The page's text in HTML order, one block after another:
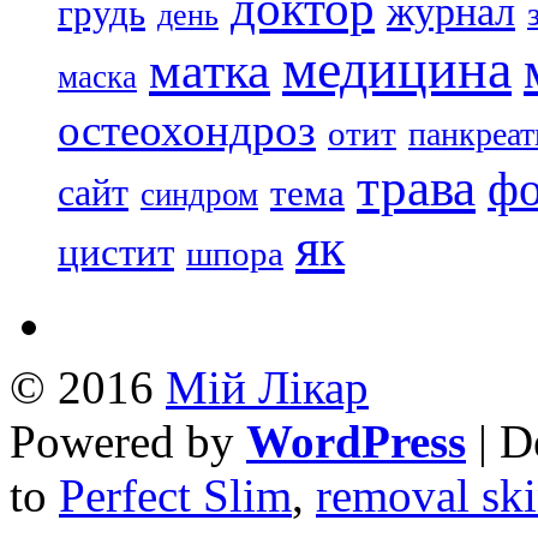
грудь день журнал
маска матка медицина
остеохондроз отит
сайт синдром тема трава
цистит шпора як
© 2016 Mій Лікар
Powered by WordPress |
to Perfect Slim, removal